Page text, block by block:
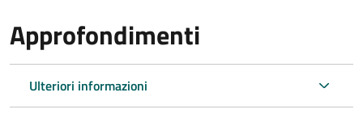
Approfondimenti
Ulteriori informazioni